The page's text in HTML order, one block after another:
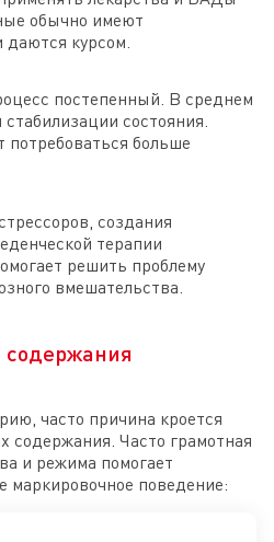
обычно имеют
курсом.
постепенный. В среднем
состояния.
больше
создания
терапии
решить проблему
вмешательства.
содержания
часто причина кроется
содержания. Часто грамотная
и режима помогает
маркировочное поведение: